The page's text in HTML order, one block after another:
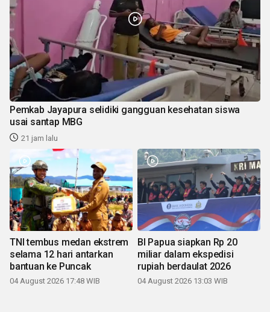
Pemkab Jayapura selidiki gangguan kesehatan siswa
usai santap MBG
21 jam lalu
TNI tembus medan ekstrem
selama 12 hari antarkan
bantuan ke Puncak
04 August 2026 17:48 WIB
BI Papua siapkan Rp 20
miliar dalam ekspedisi
rupiah berdaulat 2026
04 August 2026 13:03 WIB